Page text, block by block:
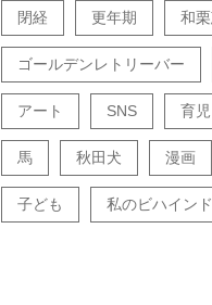
閉経 更年期 和
ゴールデンレトリーバー
アート SNS 育児
馬 秋田犬 漫画
子ども 私のビハイン